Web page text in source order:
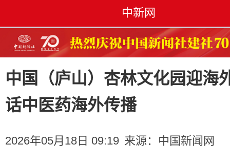
中新网
中国（庐山）杏林文化园迎海
话中医药海外传播
2026年05月18日 09:19 来源： 中国新闻网